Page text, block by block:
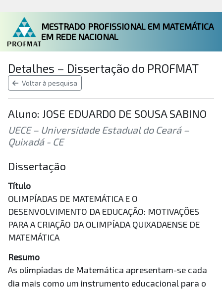
MESTRADO PROFISSIONAL EM MATEMÁTICA
EM REDE NACIONAL
Detalhes – Dissertação do PROFMAT
Voltar à pesquisa
Aluno: JOSE EDUARDO DE SOUSA SABINO
UECE – Universidade Estadual do Ceará –
Quixadá - CE
Dissertação
Título
OLIMPÍADAS DE MATEMÁTICA E O
DESENVOLVIMENTO DA EDUCAÇÃO: MOTIVAÇÕES
PARA A CRIAÇÃO DA OLIMPÍADA QUIXADAENSE DE
MATEMÁTICA
Resumo
As olimpíadas de Matemática apresentam-se cada
dia mais como um instrumento educacional para o